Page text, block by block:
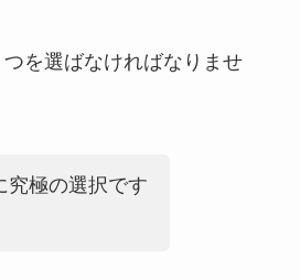
を選ばなければなりませ
究極の選択です